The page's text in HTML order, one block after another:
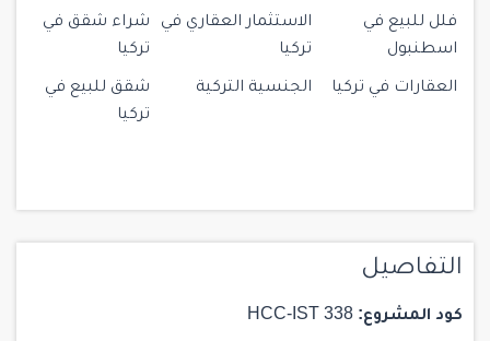
فلل للبيع في
اسطنبول
الاستثمار العقاري في
تركيا
شراء شقق في
تركيا
العقارات في تركيا الجنسية التركية
شقق للبيع في
تركيا
التفاصيل
كود المشروع: